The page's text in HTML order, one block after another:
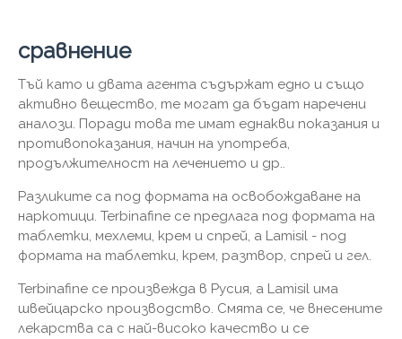
сравнение
Тъй като и двата агента съдържат едно и също
активно вещество, те могат да бъдат наречени
аналози. Поради това те имат еднакви показания и
противопоказания, начин на употреба,
продължителност на лечението и др..
Разликите са под формата на освобождаване на
наркотици. Terbinafine се предлага под формата на
таблетки, мехлеми, крем и спрей, а Lamisil - под
формата на таблетки, крем, разтвор, спрей и гел.
Terbinafine се произвежда в Русия, а Lamisil има
швейцарско производство. Смята се, че внесените
лекарства са с най-високо качество и се